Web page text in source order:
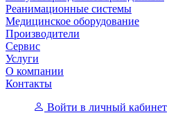
Реанимационные системы
Медицинское оборудование
Производители
Сервис
Услуги
О компании
Контакты
Войти в личный кабинет